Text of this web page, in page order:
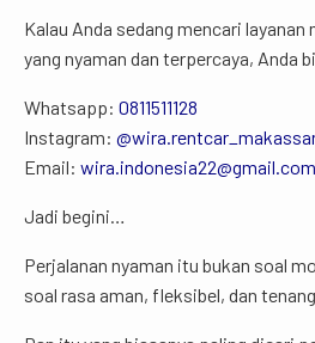
Kalau Anda sedang mencari
yang nyaman dan terpercaya, Anda
Whatsapp: 0811511128
Instagram:
Email: wira.indonesia22@gmail.com
Jadi begini…
Perjalanan nyaman itu bukan soal
soal rasa aman, fleksibel, dan